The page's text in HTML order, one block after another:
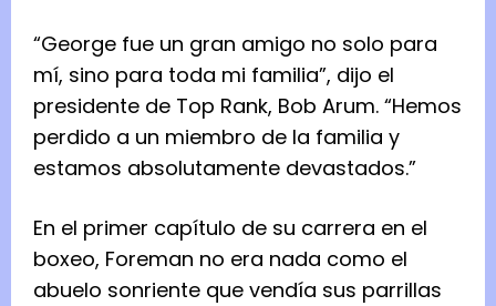
“George fue un gran amigo no solo para
mí, sino para toda mi familia”, dijo el
presidente de Top Rank, Bob Arum. “Hemos
perdido a un miembro de la familia y
estamos absolutamente devastados.”
En el primer capítulo de su carrera en el
boxeo, Foreman no era nada como el
abuelo sonriente que vendía sus parrillas